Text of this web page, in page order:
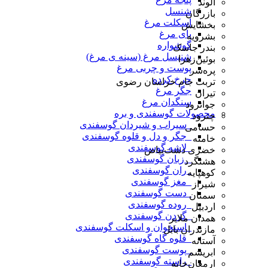
شنسل
اسکلت مرغ
پای مرغ
گوشواره
شنیسل مرغ (سینه ی مرغ)
پوست و چربی مرغ
چرخ کرده
جگر مرغ
سنگدان مرغ
محصولات گوسفندی و بره
_سیراب و شیردان گوسفندی
_جگر و دل و قلوه گوسفندی
_لاشه گوسفندی
_ زبان گوسفندی
_ران گوسفندی
_مغز گوسفندی
_دست گوسفندی
_روده گوسفندی
_گردن گوسفندی
_استخوان و اسکلت گوسفندی
_قلوه گاه گوسفندی
_پوست گوسفندی
_راسته گوسفندی
الوند
بازرگان
بخشایش
بشرویه
بندر جاسک
بوئین‌زهرا
پره‌سر
تربت جام خراسان رضوی
تیران
جوانرود
چترود
حسامی
خامنه
خضری دشت‌بیاض
هشتگرد
کوهپایه
شیراز
سمنان
اردبیل
همدان ملایر
مازندران بابل
آستانه
ابریشم
ارمغان‌خانه